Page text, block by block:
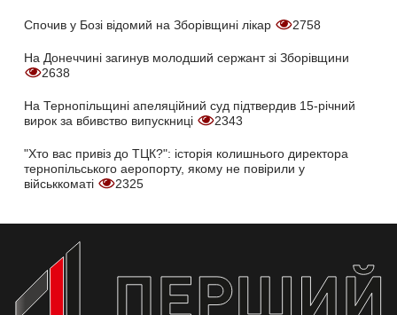
Спочив у Бозі відомий на Зборівщині лікар 2758
На Донеччині загинув молодший сержант зі Зборівщини
2638
На Тернопільщині апеляційний суд підтвердив 15-річний
вирок за вбивство випускниці
2343
"Хто вас привіз до ТЦК?": історія колишнього директора
тернопільського аеропорту, якому не повірили у
військкоматі
2325